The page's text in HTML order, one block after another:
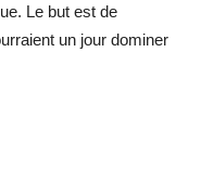
Le but est de
un jour dominer